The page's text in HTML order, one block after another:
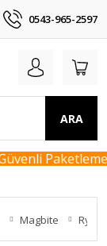
0543-965-2597
ARA
Paketleme /
Magbite Ryuji